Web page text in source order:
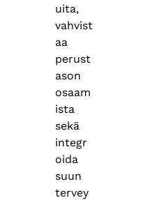
uita,
vahvist
aa
perust
ason
osaam
ista
sekä
integr
oida
suun
tervey